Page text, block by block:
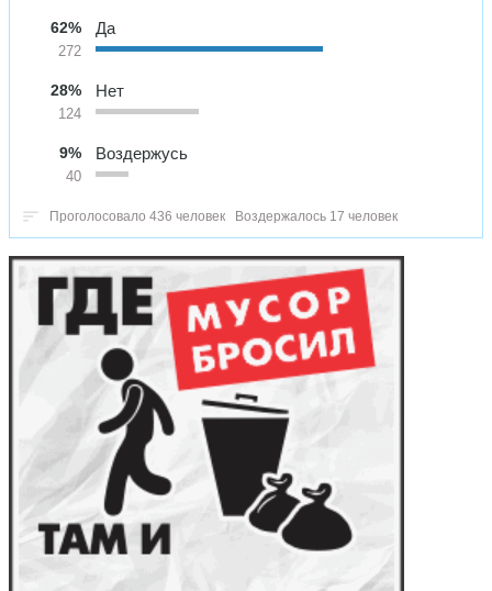
62%
272
Да
28%
124
Нет
9%
40
Воздержусь
Проголосовало 436 человек Воздержалось 17 человек